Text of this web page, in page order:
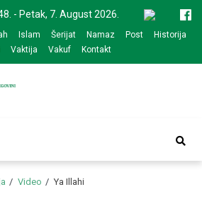
- Petak, 7. August 2026.
Islam Šerijat Namaz Post
Historija
Vaktija Vakuf Kontakt
Bijeljina
Video Ya Illahi